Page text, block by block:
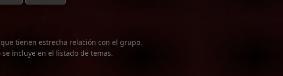
tienen estrecha relación con el grupo.
incluye en el listado de temas.